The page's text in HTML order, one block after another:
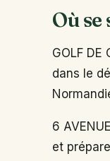
Où
GOLF
dans le
6
et